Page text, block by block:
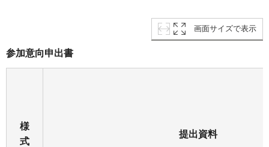
画面サイズで表示
参加意向申出書
様
式
提出資料